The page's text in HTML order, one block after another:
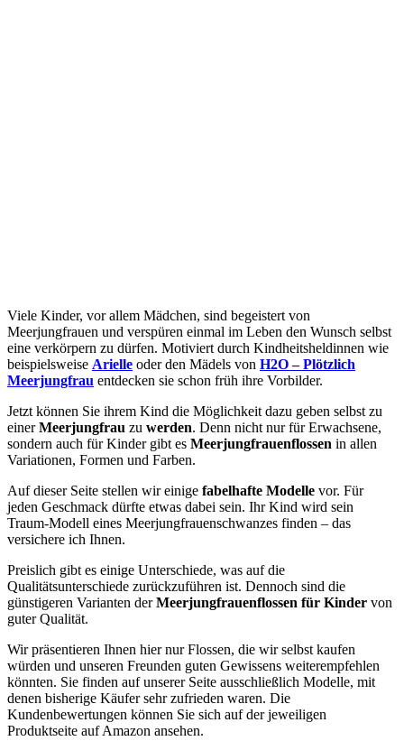
Viele Kinder, vor allem Mädchen, sind begeistert von
Meerjungfrauen und verspüren einmal im Leben den Wunsch selbst
eine verkörpern zu dürfen. Motiviert durch Kindheitsheldinnen wie
beispielsweise Arielle oder den Mädels von H2O – Plötzlich
Meerjungfrau entdecken sie schon früh ihre Vorbilder.
Jetzt können Sie ihrem Kind die Möglichkeit dazu geben selbst zu
einerMeerjungfrau zu werden. Denn nicht nur für Erwachsene,
sondern auch für Kinder gibt es Meerjungfrauenflossen in allen
Variationen, Formen und Farben.
Auf dieser Seite stellen wir einige fabelhafte Modelle vor. Für
jeden Geschmack dürfte etwas dabei sein. Ihr Kind wird sein
Traum-Modell eines Meerjungfrauenschwanzes finden – das
versichere ich Ihnen.
Preislich gibt es einige Unterschiede, was auf die
Qualitätsunterschiede zurückzuführen ist. Dennoch sind die
günstigeren Varianten derMeerjungfrauenflossen für Kinder von
guter Qualität.
Wir präsentieren Ihnen hier nur Flossen, die wir selbst kaufen
würden und unseren Freunden guten Gewissens weiterempfehlen
könnten. Sie finden auf unserer Seite ausschließlich Modelle, mit
denen bisherige Käufer sehr zufrieden waren. Die
Kundenbewertungen können Sie sich auf der jeweiligen
Produktseite auf Amazon ansehen.